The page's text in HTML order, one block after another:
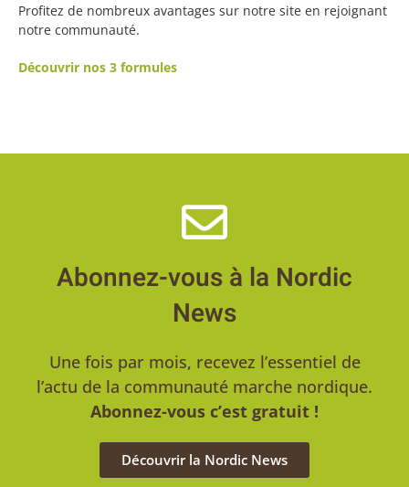
Profitez de nombreux avantages sur notre site en rejoignant
notre communauté.
Découvrir nos 3 formules
Abonnez-vous à la Nordic
News
Une fois par mois, recevez l’essentiel de
l’actu de la communauté marche nordique.
Abonnez-vous c’est gratuit !
Découvrir la Nordic News